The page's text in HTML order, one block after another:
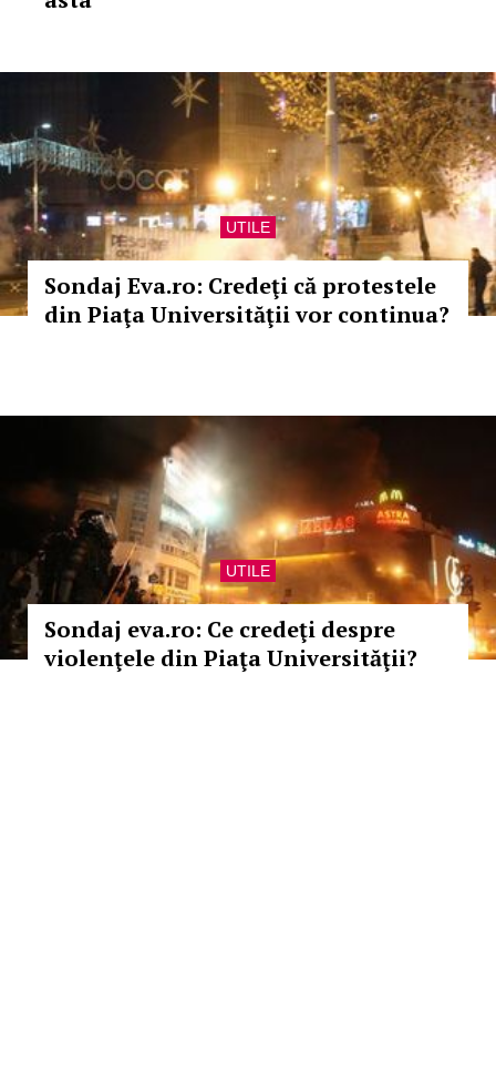
UTILE
Sondaj Eva.ro: Credeţi că protestele
din Piaţa Universităţii vor continua?
UTILE
Sondaj eva.ro: Ce credeţi despre
violenţele din Piaţa Universităţii?